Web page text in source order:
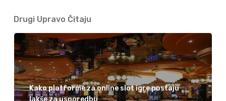
Drugi Upravo Čitaju
Kako platforme za online slot igre postaju